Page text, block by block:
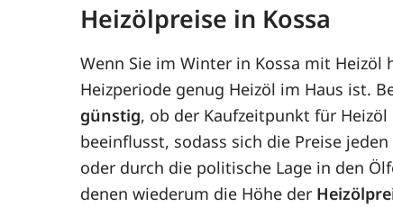
Heizölpreise in Kossa
Wenn Sie im Winter in Kossa mit Heizöl
Heizperiode genug Heizöl im Haus ist.
günstig, ob der Kaufzeitpunkt für
beeinflusst, sodass sich die Preise
oder durch die politische Lage in den
denen wiederum die Höhe der